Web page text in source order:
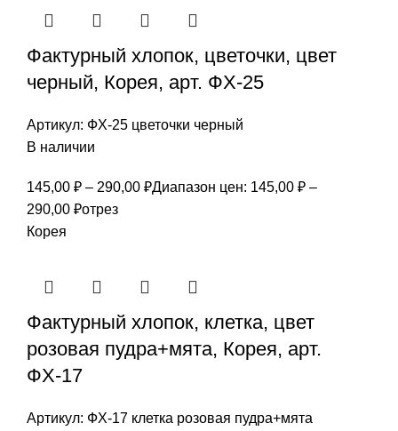
Фактурный хлопок, цветочки, цвет
черный, Корея, арт. ФХ-25
Артикул: ФХ-25 цветочки черный
В наличии
145,00 ₽ – 290,00 ₽Диапазон цен: 145,00 ₽ –
290,00 ₽отрез
Корея
Фактурный хлопок, клетка, цвет
розовая пудра+мята, Корея, арт.
ФХ-17
Артикул: ФХ-17 клетка розовая пудра+мята